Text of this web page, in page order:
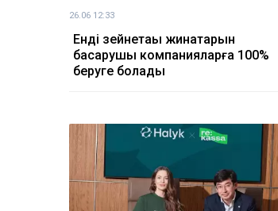
26.06 12:33
Енді зейнетақы жинақтарын
басқарушы компанияларға 100%
беруге болады